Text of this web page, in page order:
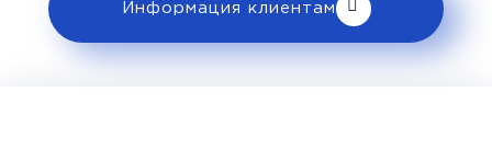
Информация клиентам